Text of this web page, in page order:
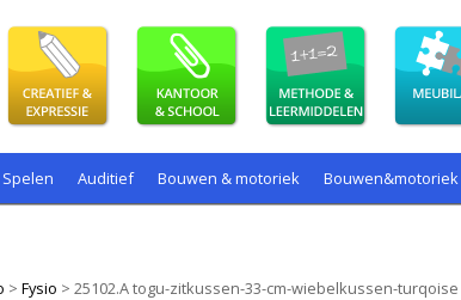
Spelen Auditief Bouwen & motoriek Bouwen&motoriek
> Fysio > 25102.A togu-zitkussen-33-cm-wiebelkussen-turqoise